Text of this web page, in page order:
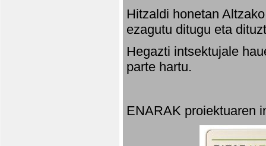
Hitzaldi honetan
ezagutu ditugu eta
Hegazti intsektujale
parte hartu.
ENARAK proiektuaren